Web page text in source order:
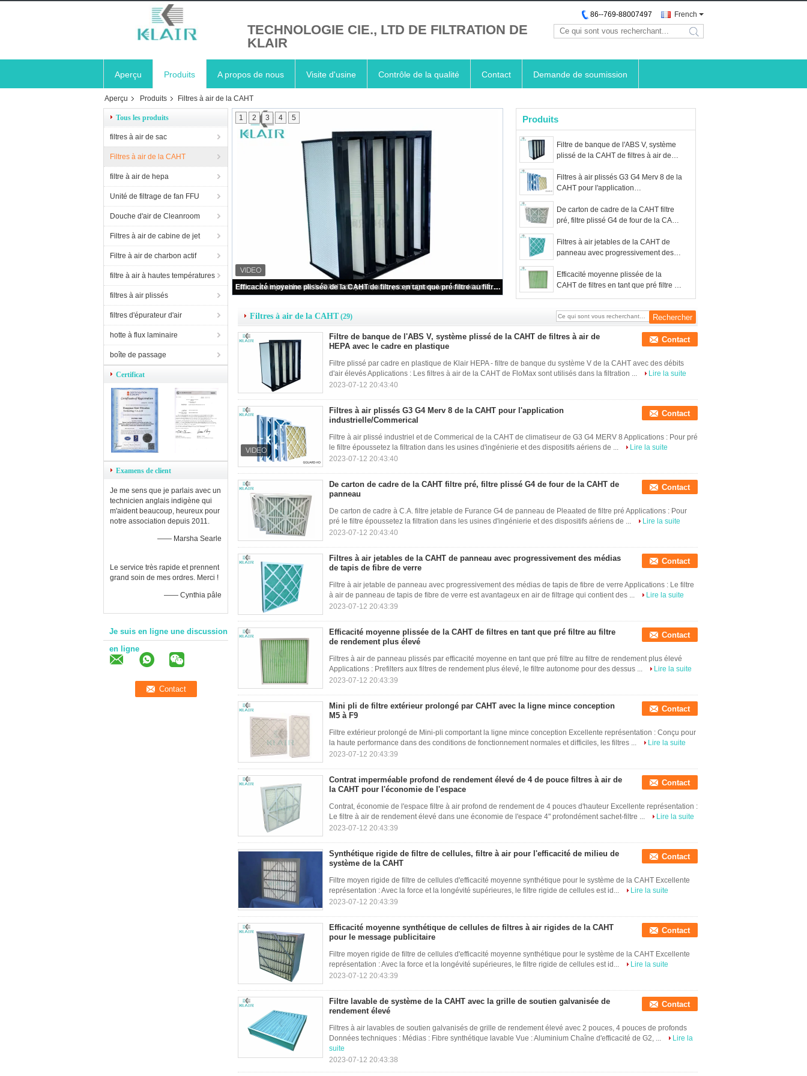
TECHNOLOGIE CIE., LTD DE FILTRATION DE
KLAIR
French
86--769-88007497
search
Aperçu Produits A propos de nous Visite d'usine Contrôle de la qualité Contact Demande de soumission
Aperçu Produits Filtres à air de la CAHT
Tous les produits
filtres à air de sac
Filtres à air de la CAHT
filtre à air de hepa
Unité de filtrage de fan FFU
Douche d'air de Cleanroom
Filtres à air de cabine de jet
Filtre à air de charbon actif
filtre à air à hautes températures
filtres à air plissés
filtres d'épurateur d'air
hotte à flux laminaire
boîte de passage
Certificat
Examens de client
Je me sens que je parlais avec un
technicien anglais indigène qui
m'aident beaucoup, heureux pour
notre association depuis 2011.
—— Marsha Searle
Le service très rapide et prennent
grand soin de mes ordres. Merci !
—— Cynthia pâle
Je suis en ligne une discussion
en ligne
Filtre de banque de l'ABS V, système plissé de la CAHT de filtres à air de HEPA avec le cadre en plastique
1 2 3 4 5 Produits
Filtre de banque de l'ABS V, système
plissé de la CAHT de filtres à air de
Filtres à air plissés G3 G4 Merv 8 de la
CAHT pour l'application
De carton de cadre de la CAHT filtre
pré, filtre plissé G4 de four de la CAHT
Filtres à air jetables de la CAHT de
panneau avec progressivement des
Efficacité moyenne plissée de la
CAHT de filtres en tant que pré filtre au
Filtres à air de la CAHT (29)
Filtre de banque de l'ABS V, système plissé de la CAHT de filtres à air de
HEPA avec le cadre en plastique
Contact
Filtre plissé par cadre en plastique de Klair HEPA - filtre de banque du système V de la CAHT avec des débits
d'air élevés Applications : Les filtres à air de la CAHT de FloMax sont utilisés dans la filtration ...
Lire la suite
2023-07-12 20:43:40
Filtres à air plissés G3 G4 Merv 8 de la CAHT pour l'application
industrielle/Commerical
Contact
Filtre à air plissé industriel et de Commerical de la CAHT de climatiseur de G3 G4 MERV 8 Applications : Pour pré
le filtre époussetez la filtration dans les usines d'ingénierie et des dispositifs aériens de ...
Lire la suite
2023-07-12 20:43:40
De carton de cadre de la CAHT filtre pré, filtre plissé G4 de four de la CAHT de
panneau
Contact
De carton de cadre à C.A. filtre jetable de Furance G4 de panneau de Pleaated de filtre pré Applications : Pour
pré le filtre époussetez la filtration dans les usines d'ingénierie et des dispositifs aériens de ...
Lire la suite
2023-07-12 20:43:40
Filtres à air jetables de la CAHT de panneau avec progressivement des médias
de tapis de fibre de verre
Contact
Filtre à air jetable de panneau avec progressivement des médias de tapis de fibre de verre Applications : Le filtre
à air de panneau de tapis de fibre de verre est avantageux en air de filtrage qui contient des ...
Lire la suite
2023-07-12 20:43:39
Efficacité moyenne plissée de la CAHT de filtres en tant que pré filtre au filtre
de rendement plus élevé
Contact
Filtres à air de panneau plissés par efficacité moyenne en tant que pré filtre au filtre de rendement plus élevé
Applications : Prefilters aux filtres de rendement plus élevé, le filtre autonome pour des dessus ...
Lire la suite
2023-07-12 20:43:39
Mini pli de filtre extérieur prolongé par CAHT avec la ligne mince conception
M5 à F9
Contact
Filtre extérieur prolongé de Mini-pli comportant la ligne mince conception Excellente représentation : Conçu pour
la haute performance dans des conditions de fonctionnement normales et difficiles, les filtres ...
Lire la suite
2023-07-12 20:43:39
Contrat imperméable profond de rendement élevé de 4 de pouce filtres à air de
la CAHT pour l'économie de l'espace
Contact
Contrat, économie de l'espace filtre à air profond de rendement de 4 pouces d'hauteur Excellente représentation :
Le filtre à air de rendement élevé dans une économie de l'espace 4" profondément sachet-filtre ...
Lire la suite
2023-07-12 20:43:39
Synthétique rigide de filtre de cellules, filtre à air pour l'efficacité de milieu de
système de la CAHT
Contact
Filtre moyen rigide de filtre de cellules d'efficacité moyenne synthétique pour le système de la CAHT Excellente
représentation : Avec la force et la longévité supérieures, le filtre rigide de cellules est id...
Lire la suite
2023-07-12 20:43:39
Efficacité moyenne synthétique de cellules de filtres à air rigides de la CAHT
pour le message publicitaire
Contact
Filtre moyen rigide de filtre de cellules d'efficacité moyenne synthétique pour le système de la CAHT Excellente
représentation : Avec la force et la longévité supérieures, le filtre rigide de cellules est id...
Lire la suite
2023-07-12 20:43:39
Filtre lavable de système de la CAHT avec la grille de soutien galvanisée de
rendement élevé
Contact
Filtres à air lavables de soutien galvanisés de grille de rendement élevé avec 2 pouces, 4 pouces de profonds
Données techniques : Médias : Fibre synthétique lavable Vue : Aluminium Chaîne d'efficacité de G2, ...
Lire la
suite
2023-07-12 20:43:38